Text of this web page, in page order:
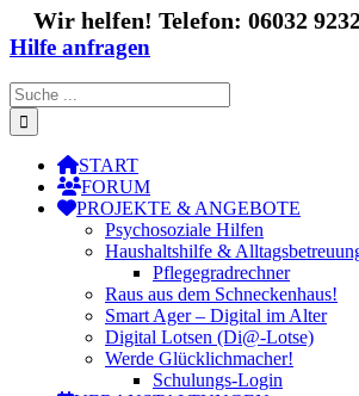
Wir helfen! Telefon: 06032
Hilfe anfragen
Suche
nach:
START
FORUM
PROJEKTE & ANGEBOTE
Psychosoziale Hilfen
Haushaltshilfe &
Pflegegradrechner
Raus aus dem Schneckenhaus!
Smart Ager – Digital im Alter
Digital Lotsen (Di@-Lotse)
Werde Glücklichmacher!
Schulungs-Login